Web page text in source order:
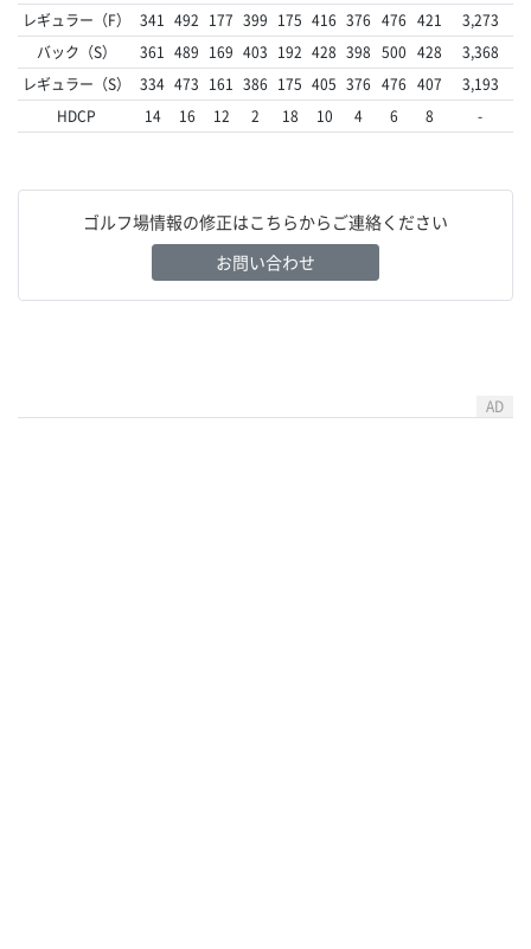
レギュラー（F）
341 492 177 399 175 416 376 476 421
3,273
バック（S）
361 489 169 403 192 428 398 500 428
3,368
レギュラー（S）
334 473 161 386 175 405 376 476 407
3,193
HDCP
14 16 12 2 18 10 4 6 8 -
ゴルフ場情報の修正はこちらからご連絡ください
お問い合わせ
AD